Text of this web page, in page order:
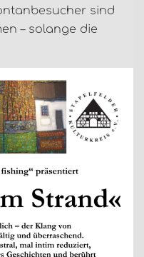
sind
– solange die